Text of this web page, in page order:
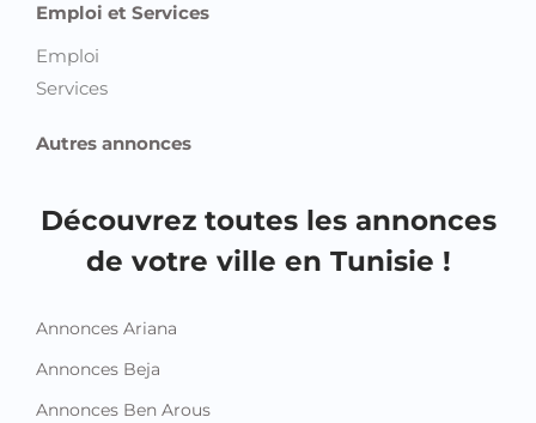
Emploi et Services
Emploi
Services
Autres annonces
Découvrez toutes les annonces
de votre ville en Tunisie !
Annonces Ariana
Annonces Beja
Annonces Ben Arous